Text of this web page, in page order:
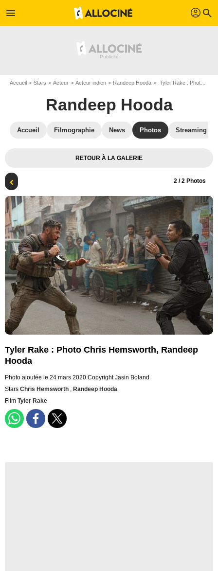
menu profil search
Accueil Stars Acteur Acteur indien Randeep Hooda Tyler Rake : Photo Chris Hemsworth, Randeep Hooda
Randeep Hooda
Accueil Filmographie News Photos Streaming
RETOUR À LA GALERIE
2 / 2 Photos
Tyler Rake : Photo Chris Hemsworth, Randeep
Hooda
Photo ajoutée le 24 mars 2020 Copyright Jasin Boland
Stars Chris Hemsworth , Randeep Hooda
Film Tyler Rake